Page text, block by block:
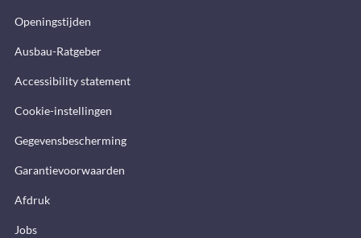
Openingstijden
Ausbau-Ratgeber
Accessibility statement
Cookie-instellingen
Gegevensbescherming
Garantievoorwaarden
Afdruk
Jobs